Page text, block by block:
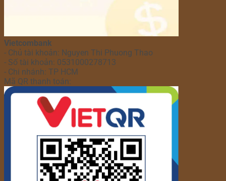
Vietcombank
- Chủ tài khoản: Nguyen Thi Phuong Thao
- Số tài khoản: 0531000278713
- Chi nhánh: TP HCM
Mã QR thanh toán: